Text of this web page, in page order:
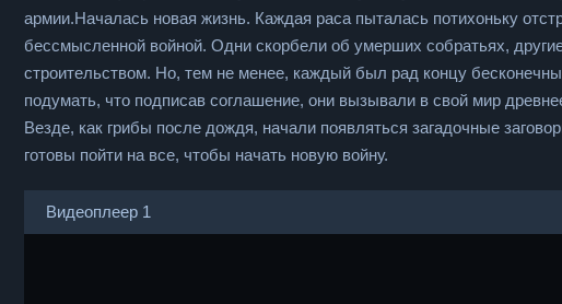
армии.Началась новая жизнь. Каждая раса пыталась потихоньку
бессмысленной войной. Одни скорбели об умерших собратьях,
строительством. Но, тем не менее, каждый был рад концу
подумать, что подписав соглашение, они вызывали в свой мир
Везде, как грибы после дождя, начали появляться загадочные
готовы пойти на все, чтобы начать новую войну.
Видеоплеер 1